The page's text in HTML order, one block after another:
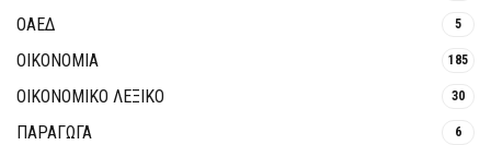
ΟΑΕΔ 5
ΟΙΚΟΝΟΜΙΑ 185
ΟΙΚΟΝΟΜΙΚΟ ΛΕΞΙΚΟ 30
ΠΑΡΑΓΩΓΑ 6